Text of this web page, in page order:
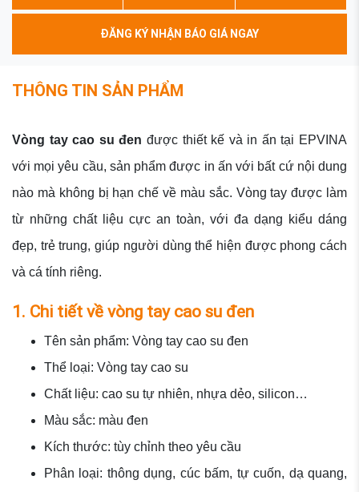
ĐĂNG KÝ NHẬN BÁO GIÁ NGAY
THÔNG TIN SẢN PHẨM
Vòng tay cao su đen được thiết kế và in ấn tại EPVINA
với mọi yêu cầu, sản phẩm được in ấn với bất cứ nội dung
nào mà không bị hạn chế về màu sắc. Vòng tay được làm
từ những chất liệu cực an toàn, với đa dạng kiểu dáng
đẹp, trẻ trung, giúp người dùng thể hiện được phong cách
và cá tính riêng.
1. Chi tiết về vòng tay cao su đen
Tên sản phẩm: Vòng tay cao su đen
Thể loại: Vòng tay cao su
Chất liệu: cao su tự nhiên, nhựa dẻo, silicon…
Màu sắc: màu đen
Kích thước: tùy chỉnh theo yêu cầu
Phân loại: thông dụng, cúc bấm, tự cuốn, dạ quang,